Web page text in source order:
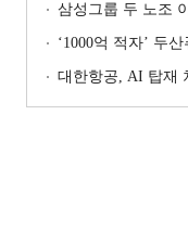
삼성그룹 두 노조 이야기...
‘1000억 적자’ 두산
대한항공, AI 탑재